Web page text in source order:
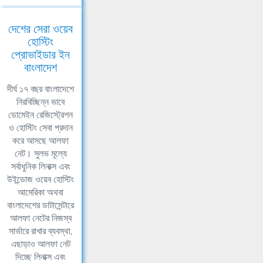
দেশের সেরা ওয়েব
হোস্টিং
প্রোভাইডার ইন
বাংলাদেশ
দীর্ঘ ১৭ বছর বাংলাদেশে
নিরবিচ্ছিন্ন ভাবে
ডোমেইন রেজিস্ট্রেশন
ও হোস্টিং সেবা প্রদান
করে আসছে আলফা
নেট। সুলভ মূল্যে
সর্বাধুনিক লিনাক্স এবং
উইন্ডোজ ওয়েব হোস্টিং
আমেরিকা অথবা
বাংলাদেশের ডাটাসেন্টারে
আলফা নেটের নিজস্ব
সার্ভারে রাখার ব্যবস্থা,
এছাড়াও আলফা নেট
দিচ্ছে লিনাক্স এবং